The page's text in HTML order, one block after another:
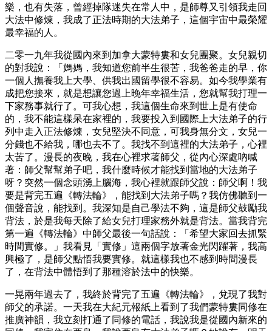
樂，也有失落，曾經掉隊迷失在常人中，是師尊又引領我走回
大法中修煉，我成了正法時期的大法弟子，這個宇宙中最榮耀
最幸福的人。
二零一九年我從國內來到加拿大蒙特婁和女兒團聚。女兒親切
的對我說：「媽媽，我知道您前半生很苦，我爸爸走的早，你
一個人撫養我上大學、供我出國留學很不容易。如今我學業有
成把您接來，就是想讓您過上晚年幸福生活，您就幫我打理一
下家務事就行了。可我心想，我這個生命來到世上是有使命
的，我不能這樣呆在家裡的，我要投入到國際上大法弟子的行
列中走入正法修煉，女兒堅決不同意，可我身無分文，女兒一
分錢也不給我，哪也去不了。我找不到這裡的大法弟子，心裡
太苦了。漫長的夜晚，我在心裡求著師父，從內心深處吶喊
著：師父幫幫弟子吧，我什麼時候才能找到當地的大法弟子
呀？突然一個念頭湧上腦海，我心裡就跟師父說：師父啊！我
要是背完五遍《轉法輪》，能找到大法弟子嗎？我仿佛聽到一
個聲音說，能找到。我深知是自己學法不夠，這是師父鼓勵我
背法，於是我每天除了給女兒打理家務外就是背法。當我背完
第一遍《轉法輪》中師父最後一句話說：「希望大家回去抓緊
時間實修。」我看見「實修」這兩個字放著金光閃躍著，我高
興極了，是師父點悟我要實修。就這樣我也不感到時間漫長
了，在背法中體悟到了那種溶於法中的快樂。
一晃兩年過去了，我終於背完了五遍《轉法輪》，兌現了我對
師父的承諾。一天我在大紀元報紙上看到了我們蒙特婁同修在
推廣神韻，我立刻打通了同修的電話，我說我是從國內新來的